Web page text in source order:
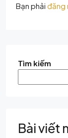
Bạn phải đăng
Tìm kiếm
Bài viết